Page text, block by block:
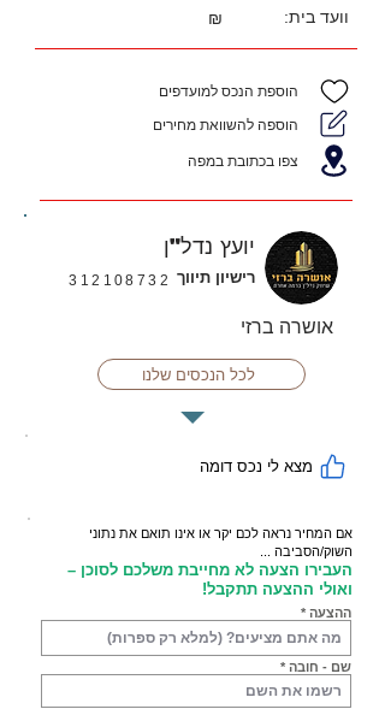
₪ וועד בית:
הוספת הנכס למועדפים
הוספה להשוואת מחירים
צפו בכתובת במפה
יועץ נדל"ן
312108732 רישיון תיווך
אושרה ברזי
לכל הנכסים שלנו
מצא לי נכס דומה
אם המחיר נראה לכם יקר או אינו תואם את נתוני
השוק/הסביבה ...
העבירו הצעה לא מחייבת משלכם לסוכן –
ואולי ההצעה תתקבל!
ההצעה
שם - חובה